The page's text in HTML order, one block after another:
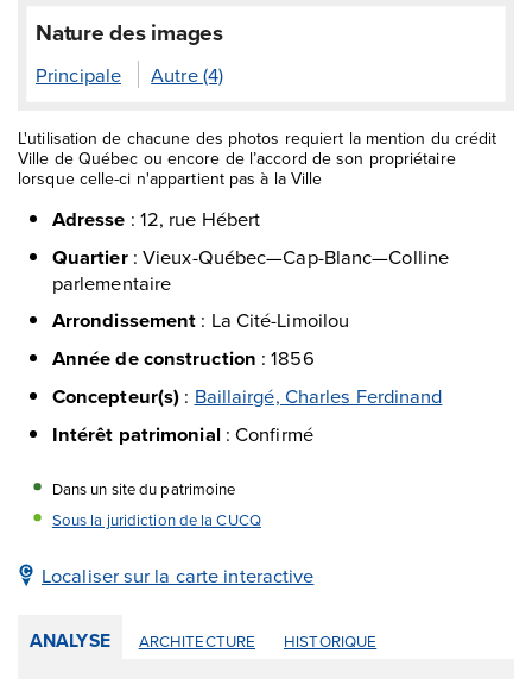
Nature des images
Principale Autre (4)
L'utilisation de chacune des photos requiert la mention du crédit
Ville de Québec ou encore de l’accord de son propriétaire
lorsque celle-ci n'appartient pas à la Ville
Adresse : 12, rue Hébert
Quartier: Vieux-Québec—Cap-Blanc—Colline
parlementaire
Arrondissement : La Cité-Limoilou
Année de construction :1856
Concepteur(s) : Baillairgé, Charles Ferdinand
Intérêt patrimonial:Confirmé
Dans un site du patrimoine
Sous la juridiction de la CUCQ
Localiser sur la carte interactive
ANALYSE ARCHITECTURE HISTORIQUE